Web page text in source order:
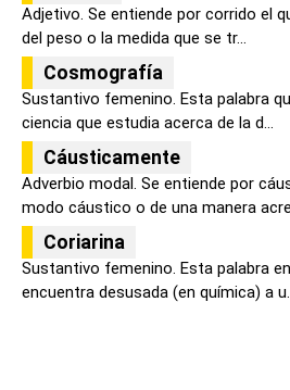
Adjetivo. Se entiende por corrido el
del peso o la medida que se tr...
Cosmografía
Sustantivo femenino. Esta palabra
ciencia que estudia acerca de la d...
Cáusticamente
Adverbio modal. Se entiende por
modo cáustico o de una manera
Coriarina
Sustantivo femenino. Esta palabra
encuentra desusada (en química) a